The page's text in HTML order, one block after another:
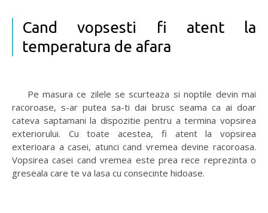
Cand vopsesti fi atent la
temperatura de afara
Pe masura ce zilele se scurteaza si noptile devin mai
racoroase, s-ar putea sa-ti dai brusc seama ca ai doar
cateva saptamani la dispozitie pentru a termina vopsirea
exteriorului. Cu toate acestea, fi atent la vopsirea
exterioara a casei, atunci cand vremea devine racoroasa.
Vopsirea casei cand vremea este prea rece reprezinta o
greseala care te va lasa cu consecinte hidoase.